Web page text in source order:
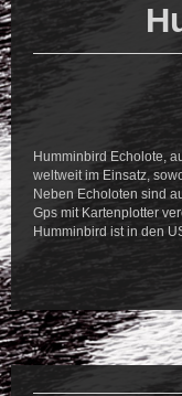
Humminbird Echolote,
weltweit im Einsatz,
Neben Echoloten sind
Gps mit Kartenplotter
Humminbird ist in den